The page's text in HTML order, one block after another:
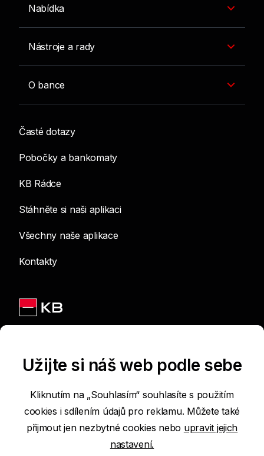
Nabídka
Nástroje a rady
O bance
Časté dotazy
Pobočky a bankomaty
KB Rádce
Stáhněte si naši aplikaci
Všechny naše aplikace
Kontakty
Podmínky používání internetových stránek
Prohlášení o přístupnosti
Užijte si náš web podle sebe
Kliknutím na „Souhlasím“ souhlasíte s použitím
cookies i sdílením údajů pro reklamu. Můžete také
přijmout jen nezbytné cookies nebo upravit jejich
nastavení.